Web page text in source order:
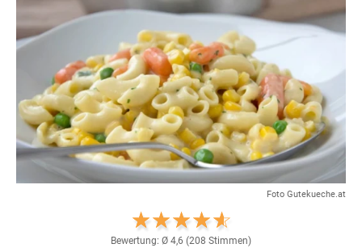
Foto Gutekueche.at
Bewertung: Ø 4,6 (208 Stimmen)